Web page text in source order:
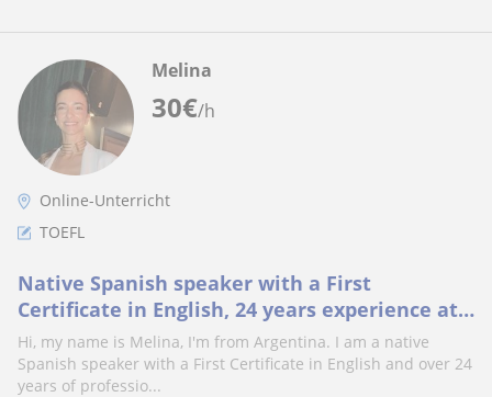
30€/h
Melina
Online-Unterricht
TOEFL
Native Spanish speaker with a First
Certificate in English, 24 years experience at
American company and at Private English
lessons
Hi, my name is Melina, I'm from Argentina. I am a native
Spanish speaker with a First Certificate in English and over 24
years of professio...